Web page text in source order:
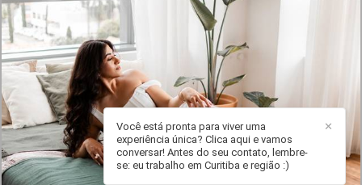
2121 13
✕
Você está pronta para viver uma
experiência única? Clica aqui e vamos
conversar! Antes do seu contato, lembre-
se: eu trabalho em Curitiba e região :)